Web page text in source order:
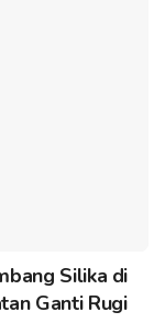
Silika di
Ganti Rugi